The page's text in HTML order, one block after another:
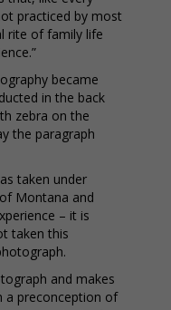
practiced by most
rite of family life
became
in the back
zebra on the
the paragraph
taken under
Montana and
– it is
taken this
and makes
a preconception of